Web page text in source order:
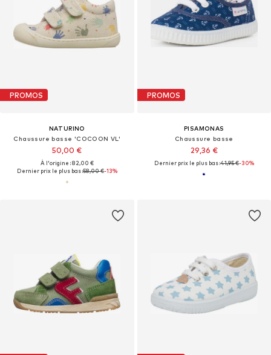
PROMOS
NATURINO
Chaussure basse 'COCOON VL'
50,00 €
À l'origine : 82,00 €
Dernier prix le plus bas :58,00 €-13%
PROMOS
PISAMONAS
Chaussure basse
29,36 €
Dernier prix le plus bas :41,95 €-30%